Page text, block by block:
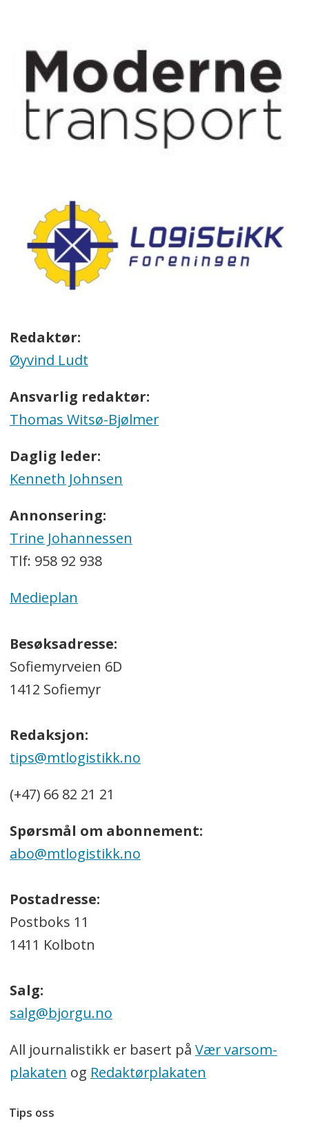
Redaktør:
Øyvind Ludt
Ansvarlig redaktør:
Thomas Witsø-Bjølmer
Daglig leder:
Kenneth Johnsen
Annonsering:
Trine Johannessen
Tlf: 958 92 938
Medieplan
Besøksadresse:
Sofiemyrveien 6D
1412 Sofiemyr
Redaksjon:
tips@mtlogistikk.no
(+47) 66 82 21 21
Spørsmål om abonnement:
abo@mtlogistikk.no
Postadresse:
Postboks 11
1411 Kolbotn
Salg:
salg@bjorgu.no
All journalistikk er basert på Vær varsom-
plakaten og Redaktørplakaten
Tips oss